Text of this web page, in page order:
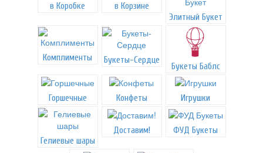
в Коробке
в Корзине
Элитный Букет
Комплименты Букеты-Сердце
Букеты Баблс
Горшечные Конфеты Игрушки
Гелиевые шары
Доставим! ФУД Букеты